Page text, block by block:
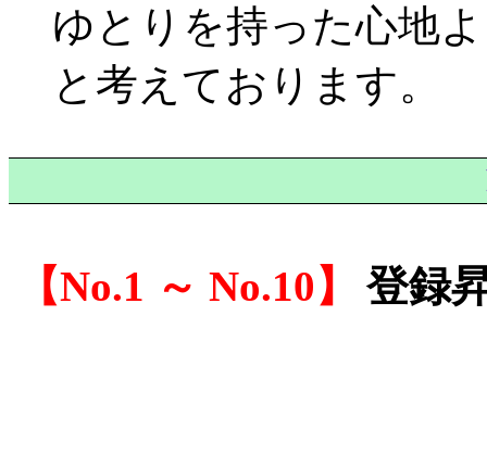
ゆとりを持った心地
と考えております。
No.1 ～ No.10 登録